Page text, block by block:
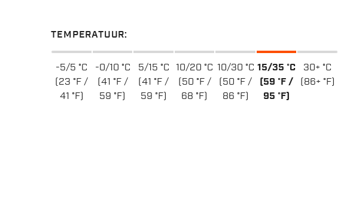
TEMPERATUUR:
-5/5 °C
(23 °F /
41 °F)
-0/10 °C
(41 °F /
59 °F)
5/15 °C
(41 °F /
59 °F)
10/20 °C
(50 °F /
68 °F)
10/30 °C
(50 °F /
86 °F)
15/35 °C
(59 °F /
95 °F)
30+ °C
(86+ °F)